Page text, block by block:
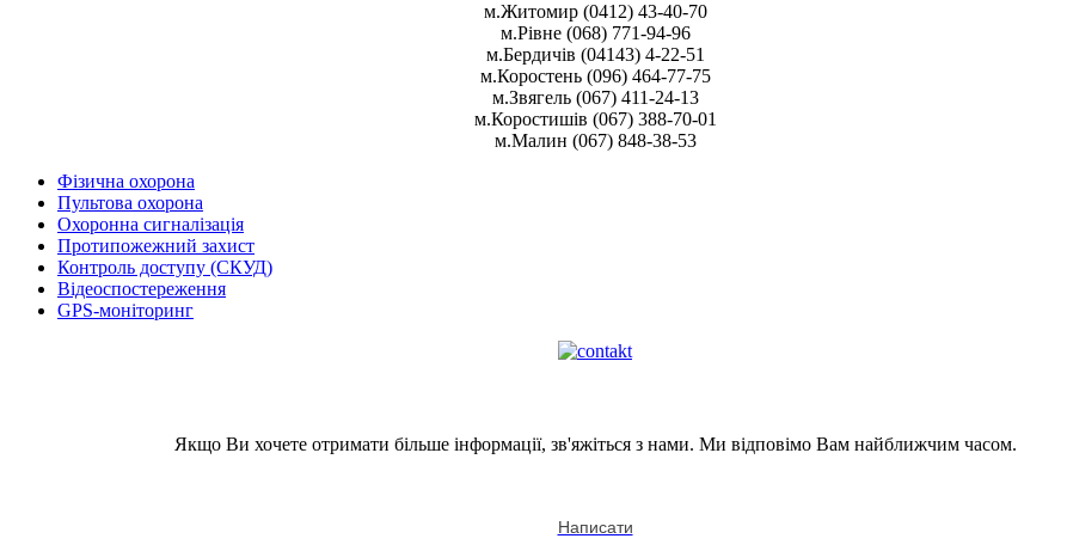
м.Житомир (0412) 43-40-70
м.Рівне (068) 771-94-96
м.Бердичів (04143) 4-22-51
м.Коростень (096) 464-77-75
м.Звягель (067) 411-24-13
м.Коростишів (067) 388-70-01
м.Малин (067) 848-38-53
Фізична охорона
Пультова охорона
Охоронна сигналізація
Протипожежний захист
Контроль доступу (СКУД)
Відеоспостереження
GPS-моніторинг
Якщо Ви хочете отримати більше інформації, зв'яжіться з нами. Ми відповімо Вам найближчим часом.
Написати